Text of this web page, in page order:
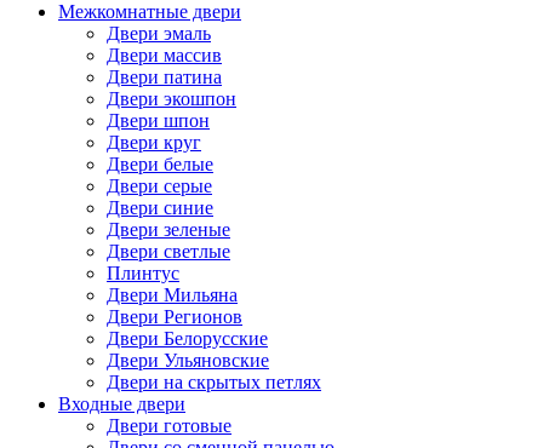
Межкомнатные двери
Двери эмаль
Двери массив
Двери патина
Двери экошпон
Двери шпон
Двери круг
Двери белые
Двери серые
Двери синие
Двери зеленые
Двери светлые
Плинтус
Двери Мильяна
Двери Регионов
Двери Белорусские
Двери Ульяновские
Двери на скрытых петлях
Входные двери
Двери готовые